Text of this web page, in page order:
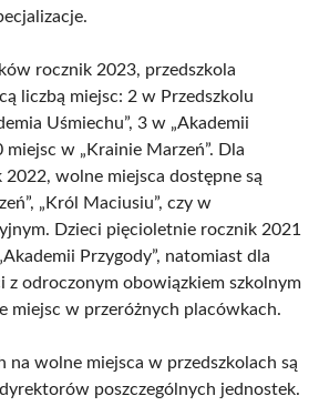
rocznik 2023, przedszkola
liczbą miejsc: 2 w Przedszkolu
Uśmiechu”, 3 w „Akademii
miejsc w „Krainie Marzeń”. Dla
wolne miejsca dostępne są
„Król Maciusiu”, czy w
Dzieci pięcioletnie rocznik 2021
Przygody”, natomiast dla
z odroczonym obowiązkiem szkolnym
miejsc w przeróżnych placówkach.
na wolne miejsca w przedszkolach są
poszczególnych jednostek.